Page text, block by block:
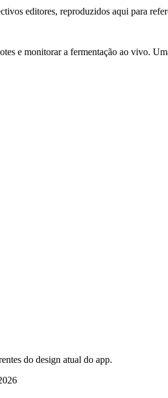
editores, reproduzidos aqui para
e monitorar a fermentação ao vivo.
do design atual do app.